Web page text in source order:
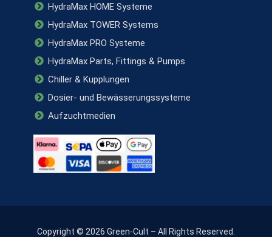
HydraMax HOME Systeme
HydraMax TOWER Systems
HydraMax PRO Systeme
HydraMax Parts, Fittings & Pumps
Chiller & Kupplungen
Dosier- und Bewässerungssysteme
Aufzuchtmedien
Copyright © 2026 Green-Cult – All Rights Reserved.